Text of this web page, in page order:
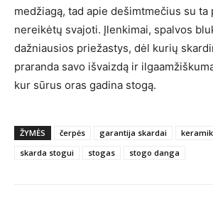
medžiagą, tad apie dešimtmečius su ta
nereikėtų svajoti. Įlenkimai, spalvos
dažniausios priežastys, dėl kurių
praranda savo išvaizdą ir
kur sūrus oras gadina stogą.
ŽYMĖS čerpės garantija skardai
skarda stogui
stogas stogo danga